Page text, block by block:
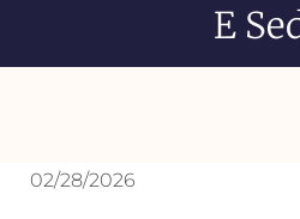
E
02/28/2026